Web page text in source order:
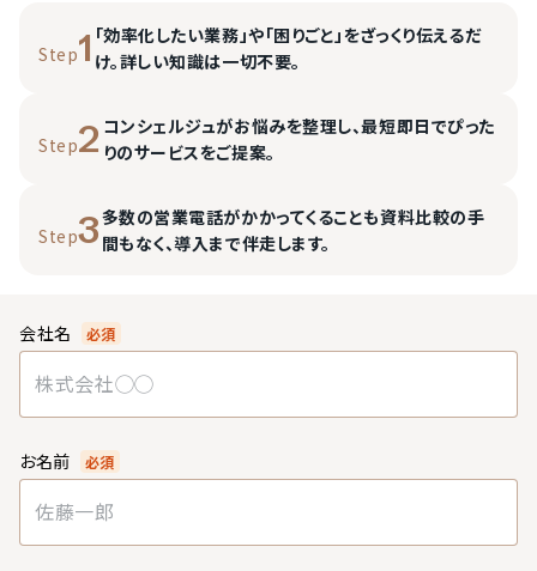
Step1 「効率化したい業務」や「困りごと」をざっくり伝えるだ
け。詳しい知識は一切不要。
Step2 コンシェルジュがお悩みを整理し、最短即日でぴった
りのサービスをご提案。
Step3多数の営業電話がかかってくることも資料比較の手
間もなく、導入まで伴走します。
会社名 必須
お名前 必須